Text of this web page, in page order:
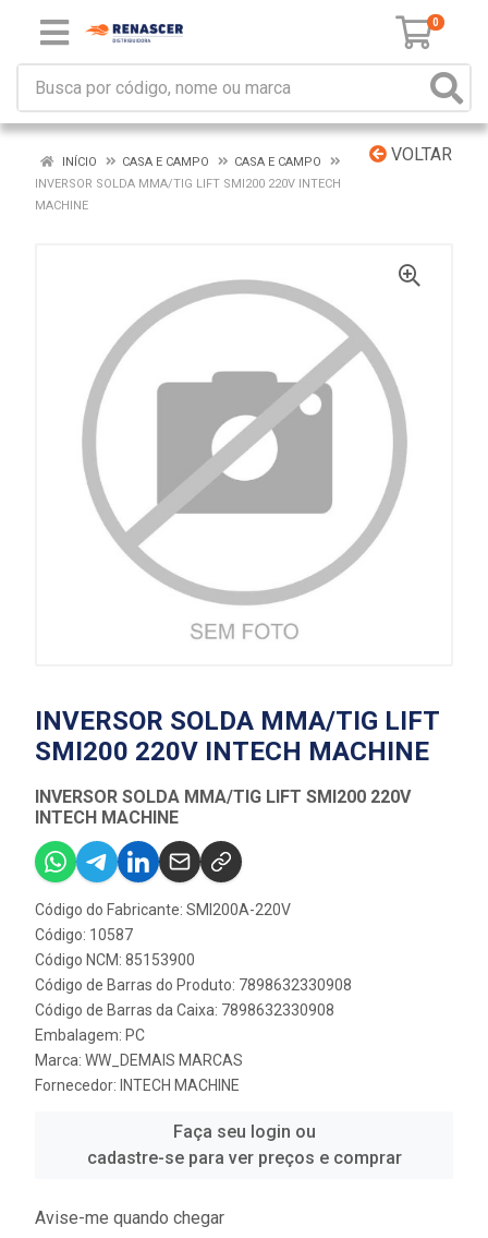
0
VOLTAR
INÍCIO CASA E CAMPO
CASA E CAMPO
INVERSOR SOLDA MMA/TIG LIFT SMI200 220V INTECH
MACHINE
INVERSOR SOLDA MMA/TIG LIFT
SMI200 220V INTECH MACHINE
INVERSOR SOLDA MMA/TIG LIFT SMI200 220V
INTECH MACHINE
Código do Fabricante: SMI200A-220V
Código: 10587
Código NCM: 85153900
Código de Barras do Produto: 7898632330908
Código de Barras da Caixa: 7898632330908
Embalagem: PC
Marca: WW_DEMAIS MARCAS
Fornecedor: INTECH MACHINE
Faça seu login ou
cadastre-se para ver preços e comprar
Avise-me quando chegar